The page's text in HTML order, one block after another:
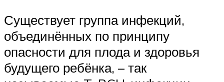
Существует группа инфекций,
объединённых по принципу
опасности для плода и здоровья
будущего ребёнка, – так